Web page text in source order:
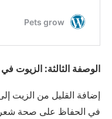
الوصفة الثالثة: الزيوت
إضافة القليل من الزيت
في الحفاظ على صحة شعر